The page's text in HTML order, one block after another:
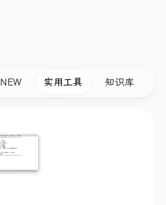
NEW 实用工具 知识库